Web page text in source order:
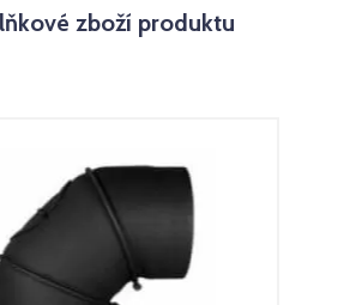
zboží produktu